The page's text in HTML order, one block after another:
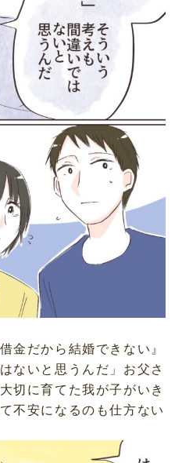
金だから結婚できない』
ないと思うんだ」お父さ
切に育てた我が子がいき
不安になるのも仕方ない